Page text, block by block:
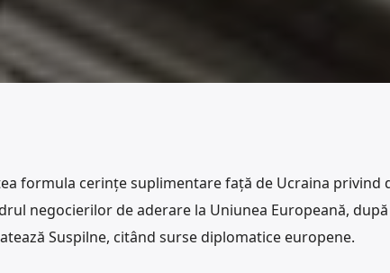
formula cerințe suplimentare față de Ucraina
negocierilor de aderare la Uniunea Europeană,
Suspilne, citând surse diplomatice europene.